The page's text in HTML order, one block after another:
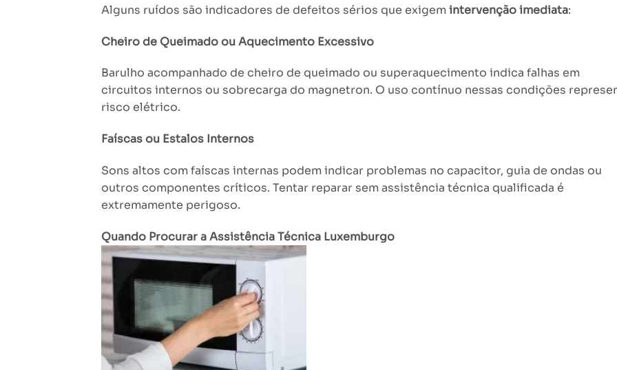
Alguns ruídos são indicadores de defeitos sérios que exigemintervenção imediata:
Cheiro de Queimado ou Aquecimento Excessivo
Barulho acompanhado de cheiro de queimado ou superaquecimento indica falhas em
circuitos internos ou sobrecarga do magnetron. O uso contínuo nessas condições
risco elétrico.
Faíscas ou Estalos Internos
Sons altos com faíscas internas podem indicar problemas no capacitor, guia de ondas ou
outros componentes críticos. Tentar reparar sem assistência técnica qualificada é
extremamente perigoso.
Quando Procurar a Assistência Técnica Luxemburgo